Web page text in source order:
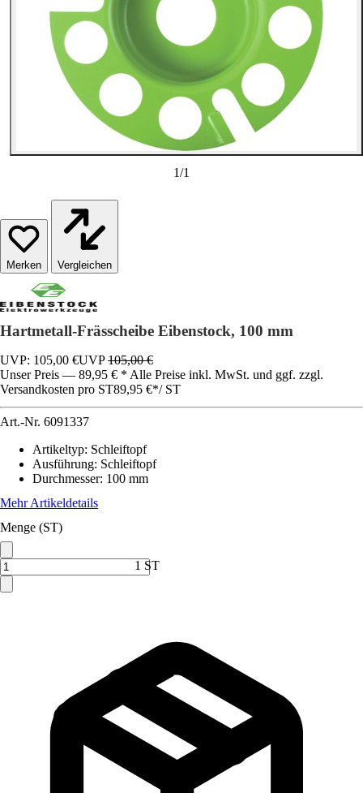
1/1
Vergleichen
Hartmetall-Frässcheibe Eibenstock, 100 mm
UVP: 105,00 €UVP105,00 €
Unser Preis — 89,95 € * Alle Preise inkl. MwSt. und ggf. zzgl.
Versandkosten pro ST89,95 €*/ ST
Art.-Nr. 6091337
Artikeltyp: Schleiftopf
Ausführung: Schleiftopf
Durchmesser: 100 mm
Mehr Artikeldetails
Menge (ST)
1 ST